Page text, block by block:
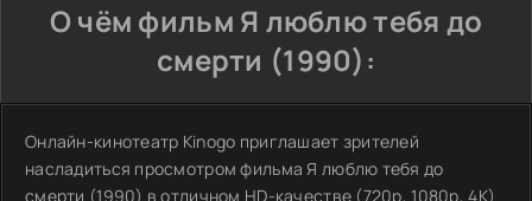
О чём фильм Я люблю тебя до
смерти (1990):
Онлайн-кинотеатр Kinogo приглашает зрителей
насладиться просмотром фильма Я люблю тебя до
смерти (1990) в отличном HD-качестве (720p, 1080p, 4K)